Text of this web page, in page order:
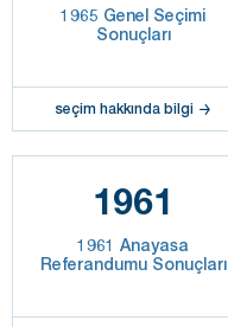
1965 Genel Seçimi
Sonuçları
seçim hakkında bilgi
1961
1961 Anayasa
Referandumu Sonuçları